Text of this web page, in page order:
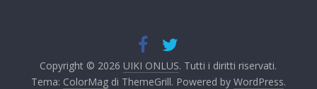
Copyright © 2026 UIKI ONLUS. Tutti i diritti riservati.
Tema: ColorMagdi ThemeGrill. Powered by WordPress.